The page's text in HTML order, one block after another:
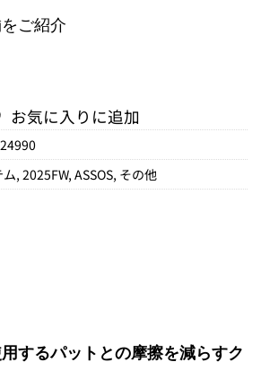
ご紹介
お気に入りに追加
ム, 2025FW, ASSOS, その他
するパットとの摩擦を減らすク